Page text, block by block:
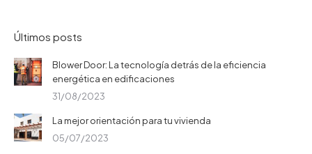
Últimos posts
Blower Door: La tecnología detrás de la eficiencia
energética en edificaciones
31/08/2023
La mejor orientación para tu vivienda
05/07/2023